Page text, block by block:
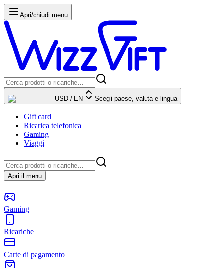
Apri/chiudi menu
USD / EN Scegli paese, valuta e lingua
Gift card
Ricarica telefonica
Gaming
Viaggi
Apri il menu
Gaming
Ricariche
Carte di pagamento